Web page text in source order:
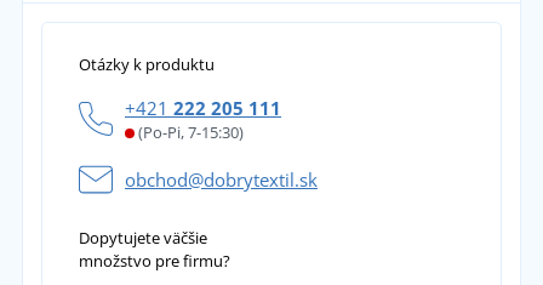
Otázky k produktu
+421 222 205 111
(Po-Pi, 7-15:30)
obchod@dobrytextil.sk
Dopytujete väčšie
množstvo pre firmu?